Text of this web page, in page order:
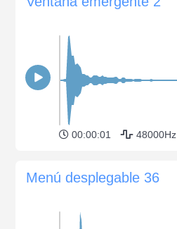
00:00:01 48000Hz
Menú desplegable 36